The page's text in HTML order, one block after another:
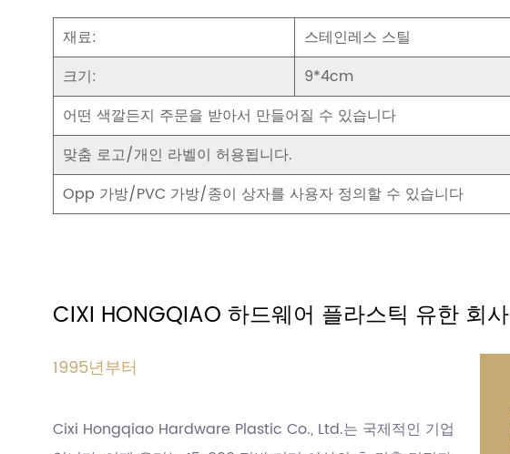
재료:
스테인레스 스틸
크기:
9*4cm
어떤 색깔든지 주문을 받아서 만들어질 수 있습니다
맞춤 로고/개인 라벨이 허용됩니다.
Opp 가방/PVC 가방/종이 상자를 사용자 정의할 수 있습니다
CIXI HONGQIAO 하드웨어 플라스틱 유한 회사
1995년부터
Cixi Hongqiao Hardware Plastic Co., Ltd.는 국제적인 기업